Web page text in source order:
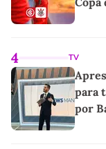
4 TV
para
por